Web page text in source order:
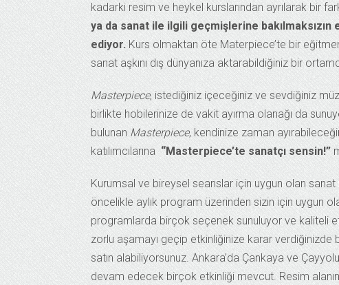
kadarki resim ve heykel kurslarından ayrılarak bir
ya da sanat ile ilgili geçmişlerine
ediyor. Kurs olmaktan öte Materpiece’te bir
sanat aşkını dış dünyanıza aktarabildiğiniz bir
Masterpiece, istediğiniz içeceğiniz ve sevdiğiniz
birlikte hobilerinize de vakit ayırma olanağı da
bulunan Masterpiece, kendinize zaman
katılımcılarına “Masterpiece’te sanatçı sensin!”
Kurumsal ve bireysel seanslar için uygun olan
öncelikle aylık program üzerinden sizin için uygun
programlarda birçok seçenek sunuluyor ve kaliteli
zorlu aşamayı geçip etkinliğinize karar
satın alabiliyorsunuz. Ankara’da Çankaya ve
devam edecek birçok etkinliği mevcut. Resim